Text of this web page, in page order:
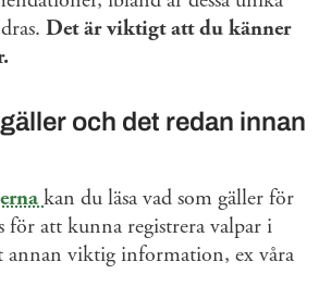
Det är viktigt att du känner
och det redan innan
kan du läsa vad som gäller för
för att kunna registrera valpar i
annan viktig information, ex våra